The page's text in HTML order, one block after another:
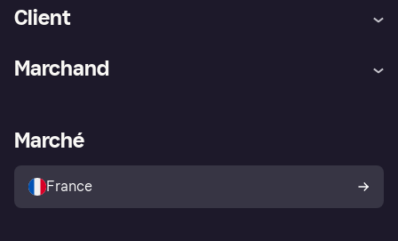
Client
Explorez les magasins
Politique de protection de
l’acheteur Klarna
Marchand
Portail Marchand
Marché
France